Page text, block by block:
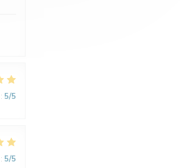
: 5/5
: 5/5